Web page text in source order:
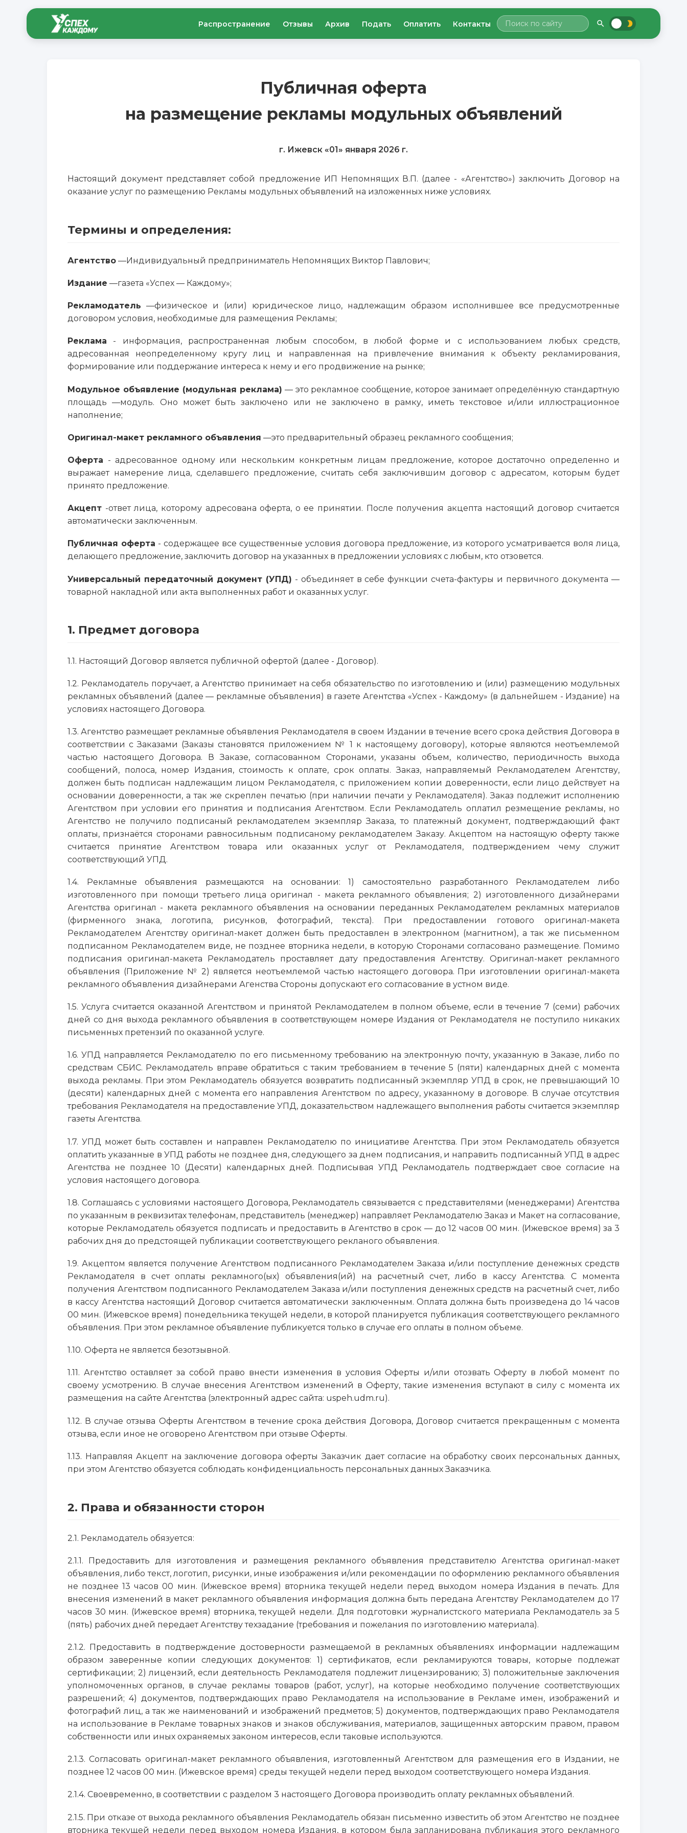
Распространение Отзывы Архив Подать Оплатить Контакты
Публичная оферта
на размещение рекламы модульных объявлений
г. Ижевск «01» января 2026 г.
Настоящий документ представляет собой предложение ИП Непомнящих В.П. (далее - «Агентство») заключить Договор на
оказание услуг по размещению Рекламы модульных объявлений на изложенных ниже условиях.
Термины и определения:
Агентство —Индивидуальный предприниматель Непомнящих Виктор Павлович;
Издание —газета «Успех — Каждому»;
Рекламодатель —физическое и (или) юридическое лицо, надлежащим образом исполнившее все предусмотренные
договором условия, необходимые для размещения Рекламы;
Реклама - информация, распространенная любым способом, в любой форме и с использованием любых средств,
адресованная неопределенному кругу лиц и направленная на привлечение внимания к объекту рекламирования,
формирование или поддержание интереса к нему и его продвижение на рынке;
Модульное объявление (модульная реклама) — это рекламное сообщение, которое занимает определённую стандартную
площадь —модуль. Оно может быть заключено или не заключено в рамку, иметь текстовое и/или иллюстрационное
наполнение;
Оригинал-макет рекламного объявления —это предварительный образец рекламного сообщения;
Оферта - адресованное одному или нескольким конкретным лицам предложение, которое достаточно определенно и
выражает намерение лица, сделавшего предложение, считать себя заключившим договор с адресатом, которым будет
принято предложение.
Акцепт -ответ лица, которому адресована оферта, о ее принятии. После получения акцепта настоящий договор считается
автоматически заключенным.
Публичная оферта - содержащее все существенные условия договора предложение, из которого усматривается воля лица,
делающего предложение, заключить договор на указанных в предложении условиях с любым, кто отзовется.
Универсальный передаточный документ (УПД) - объединяет в себе функции счета-фактуры и первичного документа —
товарной накладной или акта выполненных работ и оказанных услуг.
1. Предмет договора
1.1. Настоящий Договор является публичной офертой (далее - Договор).
1.2. Рекламодатель поручает, а Агентство принимает на себя обязательство по изготовлению и (или) размещению модульных
рекламных объявлений (далее — рекламные объявления) в газете Агентства «Успех - Каждому» (в дальнейшем - Издание) на
условиях настоящего Договора.
1.3. Агентство размещает рекламные объявления Рекламодателя в своем Издании в течение всего срока действия Договора в
соответствии с Заказами (Заказы становятся приложением № 1 к настоящему договору), которые являются неотъемлемой
частью настоящего Договора. В Заказе, согласованном Сторонами, указаны объем, количество, периодичность выхода
сообщений, полоса, номер Издания, стоимость к оплате, срок оплаты. Заказ, направляемый Рекламодателем Агентству,
должен быть подписан надлежащим лицом Рекламодателя, с приложением копии доверенности, если лицо действует на
основании доверенности, а так же скреплен печатью (при наличии печати у Рекламодателя). Заказ подлежит исполнению
Агентством при условии его принятия и подписания Агентством. Если Рекламодатель оплатил резмещение рекламы, но
Агентство не получило подписаный рекламодателем экземпляр Заказа, то платежный документ, подтверждающий факт
оплаты, признаётся сторонами равносильным подписаному рекламодателем Заказу. Акцептом на настоящую оферту также
считается принятие Агентством товара или оказанных услуг от Рекламодателя, подтверждением чему служит
соответствующий УПД.
1.4. Рекламные объявления размещаются на основании: 1) самостоятельно разработанного Рекламодателем либо
изготовленного при помощи третьего лица оригинал - макета рекламного объявления; 2) изготовленного дизайнерами
Агентства оригинал - макета рекламного объявления на основании переданных Рекламодателем рекламных материалов
(фирменного знака, логотипа, рисунков, фотографий, текста). При предоставлении готового оригинал-макета
Рекламодателем Агентству оригинал-макет должен быть предоставлен в электронном (магнитном), а так же письменном
подписанном Рекламодателем виде, не позднее вторника недели, в которую Сторонами согласовано размещение. Помимо
подписания оригинал-макета Рекламодатель проставляет дату предоставления Агентству. Оригинал-макет рекламного
объявления (Приложение № 2) является неотъемлемой частью настоящего договора. При изготовлении оригинал-макета
рекламного объявления дизайнерами Агенства Стороны допускают его согласование в устном виде.
1.5. Услуга считается оказанной Агентством и принятой Рекламодателем в полном объеме, если в течение 7 (семи) рабочих
дней со дня выхода рекламного объявления в соответствующем номере Издания от Рекламодателя не поступило никаких
письменных претензий по оказанной услуге.
1.6. УПД направляется Рекламодателю по его письменному требованию на электронную почту, указанную в Заказе, либо по
средствам СБИС. Рекламодатель вправе обратиться с таким требованием в течение 5 (пяти) календарных дней с момента
выхода рекламы. При этом Рекламодатель обязуется возвратить подписанный экземпляр УПД в срок, не превышающий 10
(десяти) календарных дней с момента его направления Агентством по адресу, указанному в договоре. В случае отсутствия
требования Рекламодателя на предоставление УПД, доказательством надлежащего выполнения работы считается экземпляр
газеты Агентства.
1.7. УПД может быть составлен и направлен Рекламодателю по инициативе Агентства. При этом Рекламодатель обязуется
оплатить указанные в УПД работы не позднее дня, следующего за днем подписания, и направить подписанный УПД в адрес
Агентства не позднее 10 (Десяти) календарных дней. Подписывая УПД Рекламодатель подтверждает свое согласие на
условия настоящего договора.
1.8. Соглашаясь с условиями настоящего Договора, Рекламодатель связывается с представителями (менеджерами) Агентства
по указанным в реквизитах телефонам, представитель (менеджер) направляет Рекламодателю Заказ и Макет на согласование,
которые Рекламодатель обязуется подписать и предоставить в Агентство в срок — до 12 часов 00 мин. (Ижевское время) за 3
рабочих дня до предстоящей публикации соответствующего рекланого объявления.
1.9. Акцептом является получение Агентством подписанного Рекламодателем Заказа и/или поступление денежных средств
Рекламодателя в счет оплаты рекламного(ых) объявления(ий) на расчетный счет, либо в кассу Агентства. С момента
получения Агентством подписанного Рекламодателем Заказа и/или поступления денежных средств на расчетный счет, либо
в кассу Агентства настоящий Договор считается автоматически заключенным. Оплата должна быть произведена до 14 часов
00 мин. (Ижевское время) понедельника текущей недели, в которой планируется публикация соответствующего рекламного
объявления. При этом рекламное объявление публикуется только в случае его оплаты в полном объеме.
1.10. Оферта не является безотзывной.
1.11. Агентство оставляет за собой право внести изменения в условия Оферты и/или отозвать Оферту в любой момент по
своему усмотрению. В случае внесения Агентством изменений в Оферту, такие изменения вступают в силу с момента их
размещения на сайте Агентства (электронный адрес сайта: uspeh.udm.ru).
1.12. В случае отзыва Оферты Агентством в течение срока действия Договора, Договор считается прекращенным с момента
отзыва, если иное не оговорено Агентством при отзыве Оферты.
1.13. Направляя Акцепт на заключение договора оферты Заказчик дает согласие на обработку своих персональных данных,
при этом Агентство обязуется соблюдать конфиденциальность персональных данных Заказчика.
2. Права и обязанности сторон
2.1. Рекламодатель обязуется:
2.1.1. Предоставить для изготовления и размещения рекламного объявления представителю Агентства оригинал-макет
объявления, либо текст, логотип, рисунки, иные изображения и/или рекомендации по оформлению рекламного объявления
не позднее 13 часов 00 мин. (Ижевское время) вторника текущей недели перед выходом номера Издания в печать. Для
внесения изменений в макет рекламного объявления информация должна быть передана Агентству Рекламодателем до 17
часов 30 мин. (Ижевское время) вторника, текущей недели. Для подготовки журналистского материала Рекламодатель за 5
(пять) рабочих дней передает Агентству техзадание (требования и пожелания по изготовлению материала).
2.1.2. Предоставить в подтверждение достоверности размещаемой в рекламных объявлениях информации надлежащим
образом заверенные копии следующих документов: 1) сертификатов, если рекламируются товары, которые подлежат
сертификации; 2) лицензий, если деятельность Рекламодателя подлежит лицензированию; 3) положительные заключения
уполномоченных органов, в случае рекламы товаров (работ, услуг), на которые необходимо получение соответствующих
разрешений; 4) документов, подтверждающих право Рекламодателя на использование в Рекламе имен, изображений и
фотографий лиц, а так же наименований и изображений предметов; 5) документов, подтверждающих право Рекламодателя
на использование в Рекламе товарных знаков и знаков обслуживания, материалов, защищенных авторским правом, правом
собственности или иных охраняемых законом интересов, если таковые используются.
2.1.3. Согласовать оригинал-макет рекламного объявления, изготовленный Агентством для размещения его в Издании, не
позднее 12 часов 00 мин. (Ижевское время) среды текущей недели перед выходом соответствующего номера Издания.
2.1.4. Своевременно, в соответствии с разделом 3 настоящего Договора производить оплату рекламных объявлений.
2.1.5. При отказе от выхода рекламного объявления Рекламодатель обязан письменно известить об этом Агентство не позднее
вторника текущей недели перед выходом номера Издания, в котором была запланирована публикация этого рекламного